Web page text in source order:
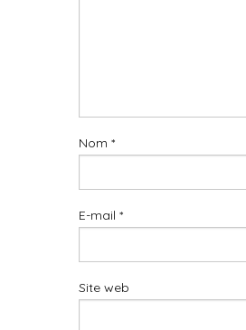
Nom *
E-mail *
Site web